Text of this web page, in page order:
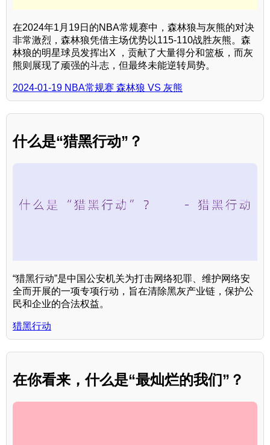
在2024年1月19日的NBA常规赛中，森林狼与灰熊的对决
非常激烈，森林狼凭借主场优势以115-110战胜灰熊。森
林狼的明星球员发挥出X ，贡献了大量得分和篮板，而灰
熊则展现了顽强的斗志，但最终未能逆转局势。
2024-01-19 NBA常规赛 森林狼 VS 灰熊
什么是“猎黑行动”？
“猎黑行动”是中国公安机关为打击网络犯罪、维护网络安
全而开展的一项专项行动，旨在清除黑灰产业链，保护公
民和企业的合法权益。
猎黑行动
在你看来，什么是“最灿烂的我们”？